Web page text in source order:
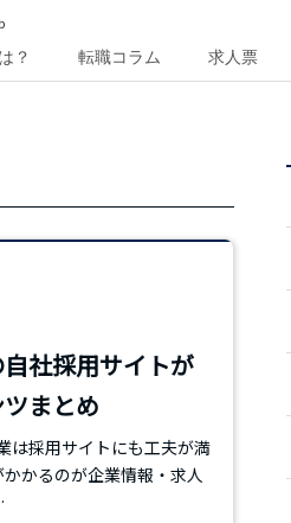
？
転職コラム 求人票
社採用サイトが
まとめ
採用サイトにも工夫が満
かるのが企業情報・求人